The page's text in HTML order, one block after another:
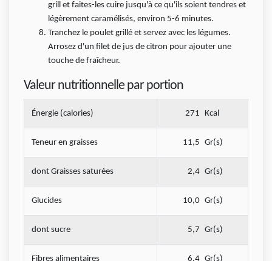
grill et faites-les cuire jusqu'à ce qu'ils soient tendres et
légèrement caramélisés, environ 5-6 minutes.
Tranchez le poulet grillé et servez avec les légumes.
Arrosez d'un filet de jus de citron pour ajouter une
touche de fraîcheur.
Valeur nutritionnelle par portion
Énergie (calories) 271 Kcal
Teneur en graisses 11,5 Gr(s)
dont Graisses saturées 2,4 Gr(s)
Glucides 10,0 Gr(s)
dont sucre 5,7 Gr(s)
Fibres alimentaires 6,4 Gr(s)